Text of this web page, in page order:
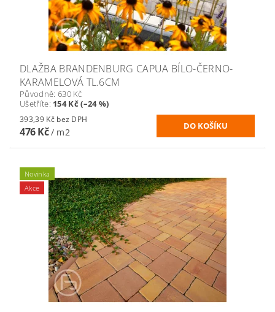
DLAŽBA BRANDENBURG CAPUA BÍLO-ČERNO-
KARAMELOVÁ TL.6CM
Původně: 630 Kč
Ušetříte: 154 Kč (–24 %)
393,39 Kč bez DPH
476 Kč/ m2
Novinka
Akce